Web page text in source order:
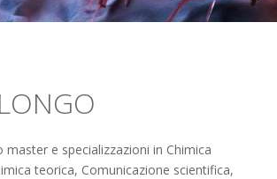
master e specializzazioni in Chimica
teorica, Comunicazione scientifica,